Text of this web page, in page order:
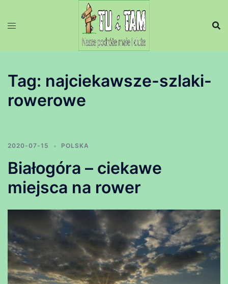
Tag: najciekawsze-szlaki-
rowerowe
2020-07-15 POLSKA
Białogóra – ciekawe
miejsca na rower